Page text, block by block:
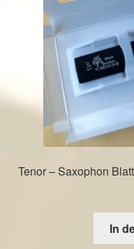
Tenor – Saxophon
In